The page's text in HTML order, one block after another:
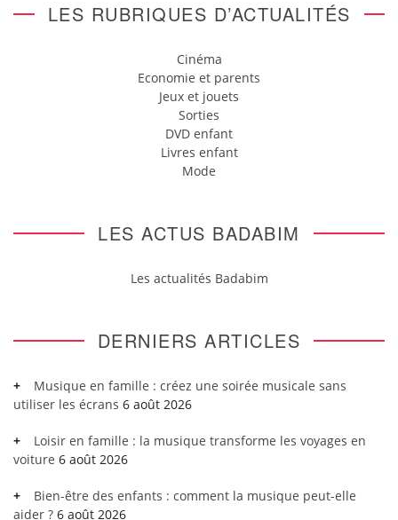
LES RUBRIQUES D’ACTUALITÉS
Cinéma
Economie et parents
Jeux et jouets
Sorties
DVD enfant
Livres enfant
Mode
LES ACTUS BADABIM
Les actualités Badabim
DERNIERS ARTICLES
Musique en famille : créez une soirée musicale sans
utiliser les écrans 6 août 2026
Loisir en famille : la musique transforme les voyages en
voiture 6 août 2026
Bien-être des enfants : comment la musique peut-elle
aider ? 6 août 2026